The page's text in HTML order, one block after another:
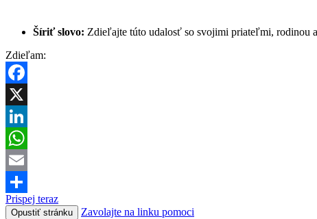
Šíriť slovo: Zdieľajte túto udalosť so svojimi priateľmi, rodinou
Zdieľam:
Facebook
X
LinkedIn
WhatsApp
Email
Share
Prispej teraz
Opustiť stránku Zavolajte na linku pomoci